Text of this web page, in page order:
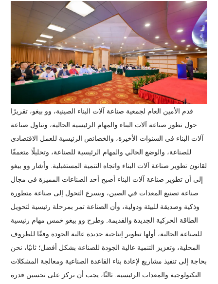
قدم الأمين العام لجمعية صناعة آلات البناء الصينية، وو بيغو، تقريرًا
حول تطور صناعة آلات البناء والمهام الرئيسية الحالية، وتناول صناعة
آلات البناء في السنوات الأخيرة، والخصائص الرئيسية للعمل الاقتصادي
للصناعة، والوضع الحالي والمهام الرئيسية للصناعة، وتحليلًا متعمقًا
لقانون تطوير صناعة آلات البناء واتجاه التنمية المستقبلية. وأشار وو بيغو
إلى أن تطوير صناعة آلات البناء أصبح أحد الصناعات المميزة في مجال
صناعة تصنيع المعدات في الصين، ويسرع التحول إلى صناعة متطورة
وذكية وصديقة للبيئة ودولية، وأن الصناعة تمر بمرحلة رئيسية لتحويل
الطاقة الحركية الجديدة والقديمة. وطرح وو بيغو خمس مهام رئيسية
للصناعة الحالية، أولها تطوير إنتاجية جديدة عالية الجودة وفقًا للظروف
المحلية، وتعزيز التنمية عالية الجودة للصناعة بشكل أفضل؛ ثانيًا، نحن
بحاجة إلى تنفيذ مشاريع لإعادة بناء القاعدة الصناعية ومعالجة المشكلات
التكنولوجية والمعدات الرئيسية. ثالثًا، يجب أن نركز على تحسين قدرة